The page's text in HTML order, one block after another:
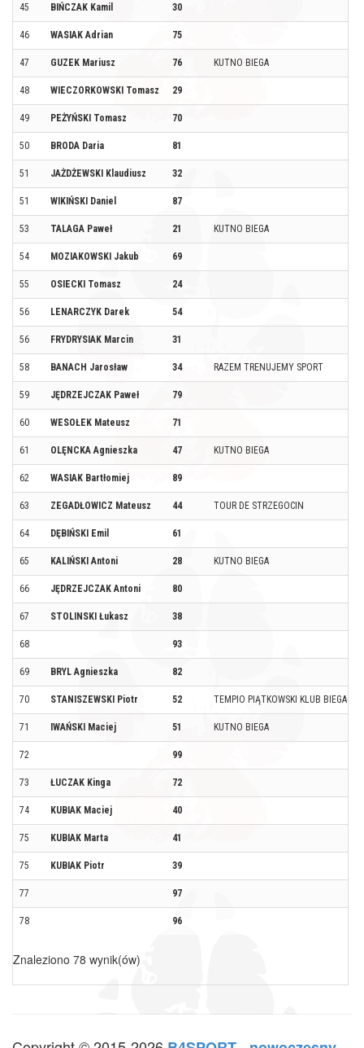
45 BIŃCZAK Kamil 30
46 WASIAK Adrian 75
47 GUZEK Mariusz 76 KUTNO BIEGA
48 WIECZORKOWSKI Tomasz 29
49 PEŻYŃSKI Tomasz 70
50 BRODA Daria 81
51 JAŻDŻEWSKI Klaudiusz 32
51 WIKIŃSKI Daniel 87
53 TALAGA Paweł 21 KUTNO BIEGA
54 MOZIAKOWSKI Jakub 69
55 OSIECKI Tomasz 24
56 LENARCZYK Darek 54
56 FRYDRYSIAK Marcin 31
58 BANACH Jarosław 34 RAZEM TRENUJEMY SPORT
59 JĘDRZEJCZAK Paweł 79
60 WESOŁEK Mateusz 71
61 OLĘNCKA Agnieszka 47 KUTNO BIEGA
62 WASIAK Bartłomiej 89
63 ZEGADŁOWICZ Mateusz 44 TOUR DE STRZEGOCIN
64 DĘBIŃSKI Emil 61
65 KALIŃSKI Antoni 28 KUTNO BIEGA
66 JĘDRZEJCZAK Antoni 80
67 STOLINSKI Łukasz 38
68 93
69 BRYL Agnieszka 82
70 STANISZEWSKI Piotr 52 TEMPIO PIĄTKOWSKI KLUB BIEGACZA
71 IWAŃSKI Maciej 51 KUTNO BIEGA
72 99
73 ŁUCZAK Kinga 72
74 KUBIAK Maciej 40
75 KUBIAK Marta 41
75 KUBIAK Piotr 39
77 97
78 96
Znaleziono 78 wynik(ów)